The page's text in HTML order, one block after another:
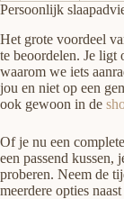
Persoonlijk
Het grote voordeel
te beoordelen. Je ligt
waarom we iets
jou en niet op een
ook gewoon in de
Of je nu een
een passend
proberen. Neem de
meerdere opties